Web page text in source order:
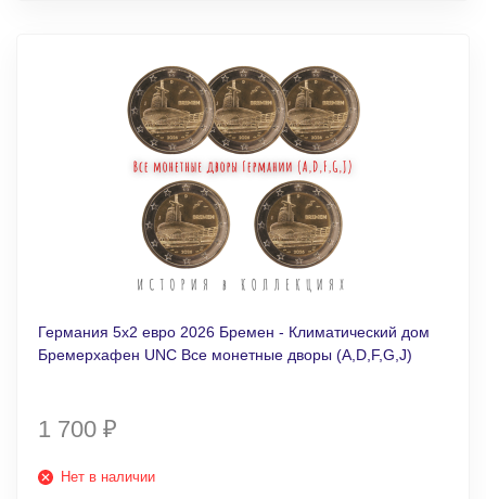
Германия 5х2 евро 2026 Бремен - Климатический дом
Бремерхафен UNC Все монетные дворы (A,D,F,G,J)
1 700 ₽
Нет в наличии